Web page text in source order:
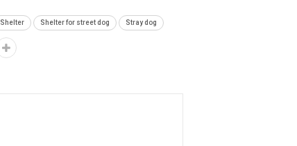
Shelter Shelter for street dog Stray dog